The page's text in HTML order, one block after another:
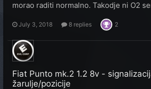
morao raditi normalno. Takodje ni O2
July 3, 2018 8 replies 2
Fiat Punto mk.2 1.2 8v -
žarulje/pozicije